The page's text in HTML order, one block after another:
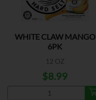
WHITE CLAW MANGO
6PK
12 OZ
$8.99